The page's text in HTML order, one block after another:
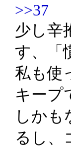
>>37
少し辛
す、「
私も使
キープ
しかも
るし、